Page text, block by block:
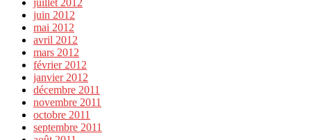
juillet 2012
juin 2012
mai 2012
avril 2012
mars 2012
février 2012
janvier 2012
décembre 2011
novembre 2011
octobre 2011
septembre 2011